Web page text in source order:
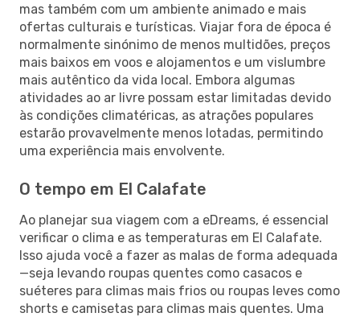
mas também com um ambiente animado e mais
ofertas culturais e turísticas. Viajar fora de época é
normalmente sinónimo de menos multidões, preços
mais baixos em voos e alojamentos e um vislumbre
mais autêntico da vida local. Embora algumas
atividades ao ar livre possam estar limitadas devido
às condições climatéricas, as atrações populares
estarão provavelmente menos lotadas, permitindo
uma experiência mais envolvente.
O tempo em El Calafate
Ao planejar sua viagem com a eDreams, é essencial
verificar o clima e as temperaturas em El Calafate.
Isso ajuda você a fazer as malas de forma adequada
—seja levando roupas quentes como casacos e
suéteres para climas mais frios ou roupas leves como
shorts e camisetas para climas mais quentes. Uma